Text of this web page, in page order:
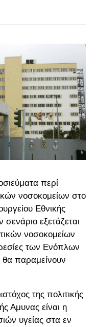
περί
νοσοκομείων στο
Εθνικής
σενάριο εξετάζεται
νοσοκομείων
των Ενόπλων
θα παραμείνουν
της πολιτικής
Αμυνας είναι η
υγείας στα εν